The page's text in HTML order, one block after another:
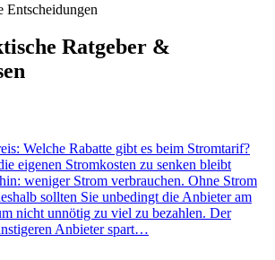
Entscheidungen
Ratgeber &
Welche Rabatte gibt es beim Stromtarif?
eigenen Stromkosten zu senken bleibt
weniger Strom verbrauchen. Ohne Strom
sollten Sie unbedingt die Anbieter am
nicht unnötig zu viel zu bezahlen. Der
Anbieter spart…